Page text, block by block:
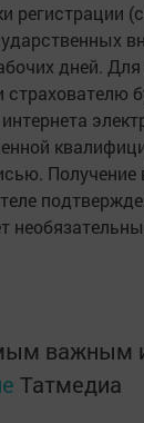
регистрации
дней.
страхователю
важным
Татмедиа